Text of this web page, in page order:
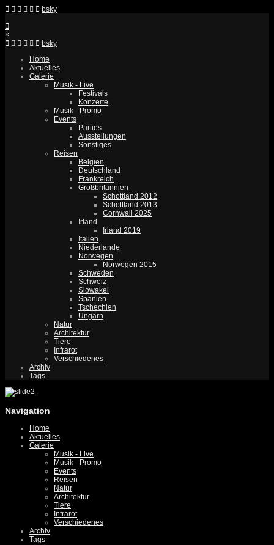
bsky
×
bsky
Home
Aktuelles
Galerie
Musik - Live
Festivals
Konzerte
Musik - Promo
Events
Parties
Ausstellungen
Sonstiges
Reisen
Belgien
Deutschland
Frankreich
Großbritannien
Schottland 2012
Schottland 2013
Cornwall 2025
Irland
Irland 2019
Italien
Niederlande
Norwegen
Norwegen 2015
Schweden
Schweiz
Slowakei
Spanien
Tschechien
Ungarn
Natur
Architektur
Tiere
Infrarot
Verschiedenes
Archiv
Tags
Navigation
Home
Aktuelles
Galerie
Musik - Live
Musik - Promo
Events
Reisen
Natur
Architektur
Tiere
Infrarot
Verschiedenes
Archiv
Tags